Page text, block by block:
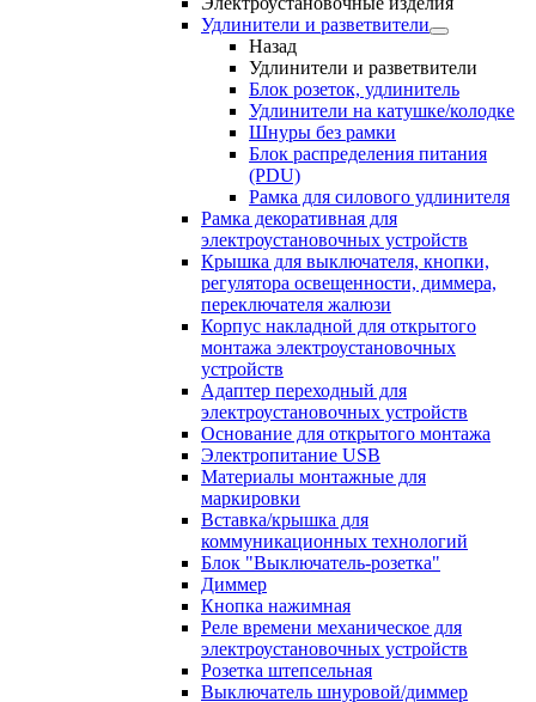
Удлинители и разветвители
Назад
Удлинители и разветвители
Блок розеток, удлинитель
Удлинители на катушке/колодке
Шнуры без рамки
Блок распределения питания
(PDU)
Рамка для силового удлинителя
Рамка декоративная для
электроустановочных устройств
Крышка для выключателя, кнопки,
регулятора освещенности, диммера,
переключателя жалюзи
Корпус накладной для открытого
монтажа электроустановочных
устройств
Адаптер переходный для
электроустановочных устройств
Основание для открытого монтажа
Электропитание USB
Материалы монтажные для
маркировки
Вставка/крышка для
коммуникационных технологий
Блок "Выключатель-розетка"
Диммер
Кнопка нажимная
Реле времени механическое для
электроустановочных устройств
Розетка штепсельная
Выключатель шнуровой/диммер